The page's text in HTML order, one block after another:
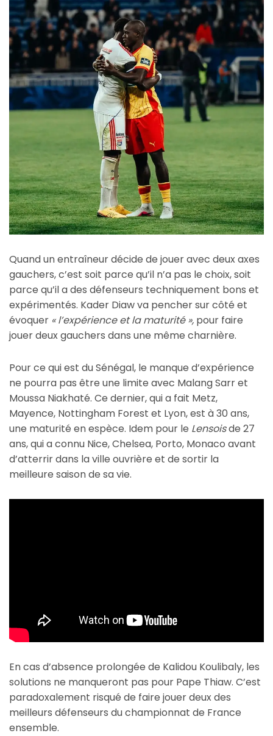
Quand un entraîneur décide de jouer avec deux axes
gauchers, c’est soit parce qu’il n’a pas le choix, soit
parce qu’il a des défenseurs techniquement bons et
expérimentés. Kader Diaw va pencher sur côté et
évoquer « l’expérience et la maturité », pour faire
jouer deux gauchers dans une même charnière.
Pour ce qui est du Sénégal, le manque d’expérience
ne pourra pas être une limite avec Malang Sarr et
Moussa Niakhaté. Ce dernier, qui a fait Metz,
Mayence, Nottingham Forest et Lyon, est à 30 ans,
une maturité en espèce. Idem pour le Lensoisde 27
ans, qui a connu Nice, Chelsea, Porto, Monaco avant
d’atterrir dans la ville ouvrière et de sortir la
meilleure saison de sa vie.
En cas d’absence prolongée de Kalidou Koulibaly, les
solutions ne manqueront pas pour Pape Thiaw. C’est
paradoxalement risqué de faire jouer deux des
meilleurs défenseurs du championnat de France
ensemble.